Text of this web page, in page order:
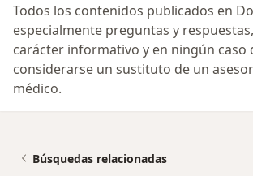
Todos los contenidos publicados en
especialmente preguntas y
carácter informativo y en ningún caso
considerarse un sustituto de un
médico.
Búsquedas relacionadas